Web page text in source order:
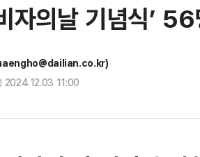
자의날 기념식’
2024.12.03 11:00